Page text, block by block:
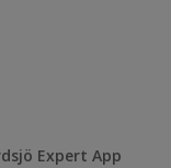
Expert App